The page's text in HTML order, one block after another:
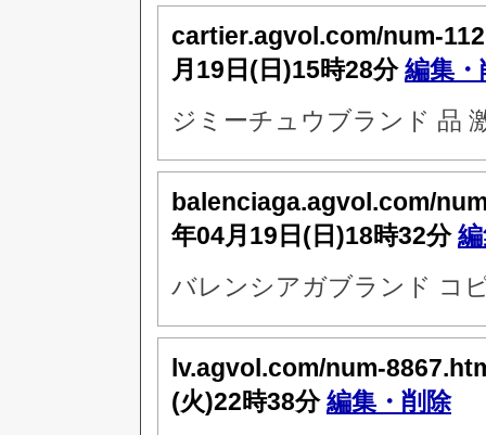
cartier.agvol.com/num-
月19日(日)15時28分編集・
ジミーチュウブランド 品
balenciaga.agvol.com/
年04月19日(日)18時32分
バレンシアガブランド コ
lv.agvol.com/num-
(火)22時38分編集・削除